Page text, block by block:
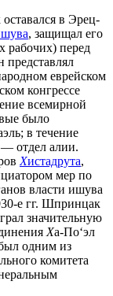
в Эрец-
, защищал его
рабочих) перед
еврейском
конгрессе
всемирной
было
в течение
— отдел алии.
Хистадрута,
мер по
власти ишува
е гг. Шпринцак
значительную
Ха-По‘эл
одним из
комитета